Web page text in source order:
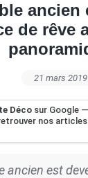
ancien
de rêve
21 mars 2019
Déco sur Google
nos
ancien est